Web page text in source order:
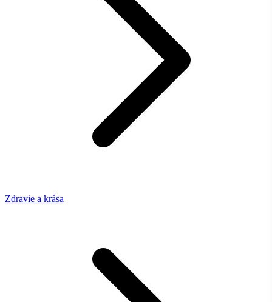
Zdravie a krása